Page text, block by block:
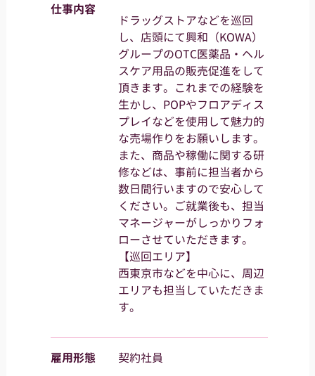
仕事内容
ドラッグストアなどを巡回
し、店頭にて興和（KOWA）
グループのOTC医薬品・ヘル
スケア用品の販売促進をして
頂きます。これまでの経験を
生かし、POPやフロアディス
プレイなどを使用して魅力的
な売場作りをお願いします。
また、商品や稼働に関する研
修などは、事前に担当者から
数日間行いますので安心して
ください。ご就業後も、担当
マネージャーがしっかりフォ
ローさせていただきます。
【巡回エリア】
西東京市などを中心に、周辺
エリアも担当していただきま
す。
雇用形態 契約社員